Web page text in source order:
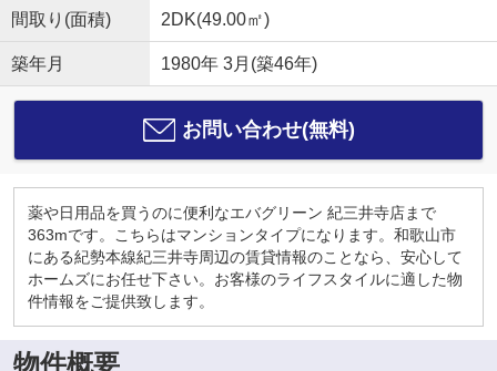
間取り(面積) 2DK(49.00㎡)
築年月 1980年 3月(築46年)
お問い合わせ(無料)
薬や日用品を買うのに便利なエバグリーン 紀三井寺店まで
363mです。こちらはマンションタイプになります。和歌山市
にある紀勢本線紀三井寺周辺の賃貸情報のことなら、安心して
ホームズにお任せ下さい。お客様のライフスタイルに適した物
件情報をご提供致します。
物件概要